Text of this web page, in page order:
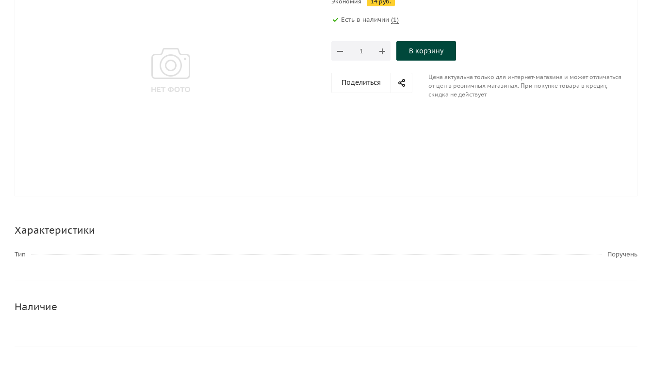
Есть в наличии (1)
В корзину
Поделиться
Цена актуальна только для интернет-магазина и может отличаться
от цен в розничных магазинах. При покупке товара в кредит,
скидка не действует
Характеристики
Тип Поручень
Наличие